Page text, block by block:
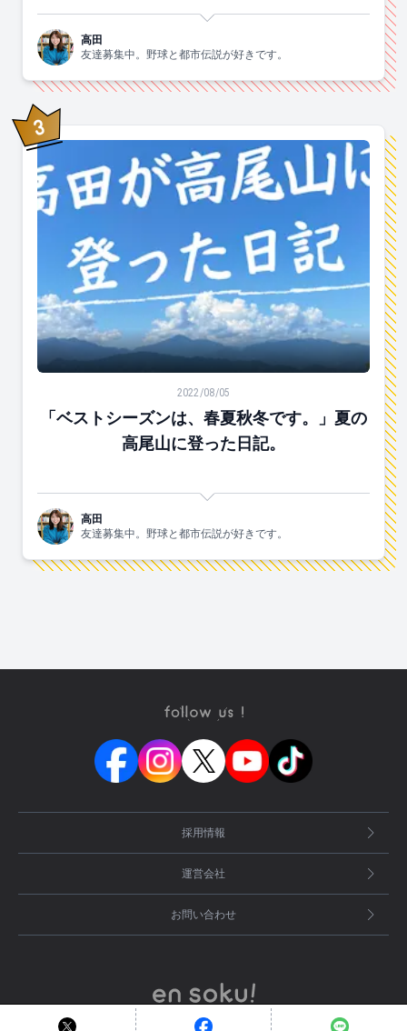
高田
友達募集中。野球と都市伝説が好きです。
3位
「ベストシーズンは、春夏秋冬です。」夏の高尾山に登
2022/08/05
「ベストシーズンは、春夏秋冬です。」夏の
高尾山に登った日記。
高田
友達募集中。野球と都市伝説が好きです。
採用情報
運営会社
お問い合わせ
© en Inc.